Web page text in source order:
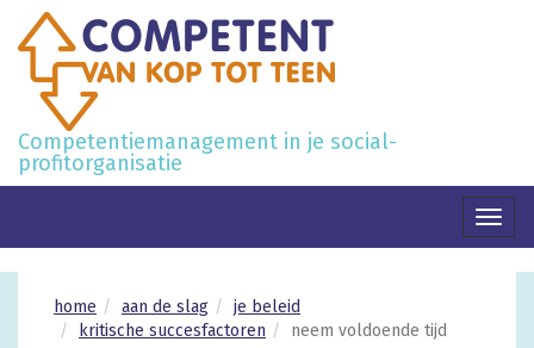
Competentiemanagement in je social-
profitorganisatie
home aan de slag
je beleid
kritische succesfactoren
neem voldoende tijd